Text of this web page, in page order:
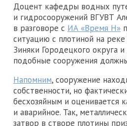
Доцент кафедры водных
и гидросооружений ВГУВТ
в разговоре с ИА «Время Н»
ситуацию с плотиной на
Зиняки Городецкого округа и
подобные сооружения
Напомним, сооружение
собственности, но
бесхозяйным и оценивается
и аварийное. Так,
затвор в створе плотины